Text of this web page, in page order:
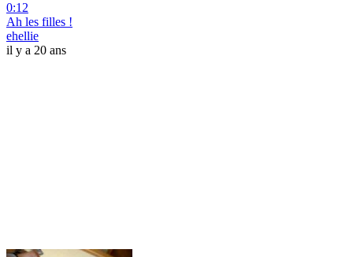
0:12
Ah les filles !
ehellie
il y a 20 ans